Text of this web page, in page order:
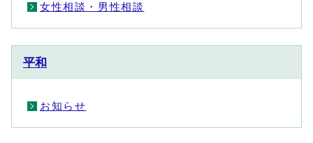
女性相談・男性相談
平和
お知らせ